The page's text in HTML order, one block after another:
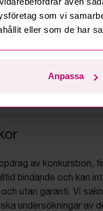
som vi
eller som de har
Anpassa
av konkursbon,
bindande och kan
utan garanti. Vi
undersökningar av